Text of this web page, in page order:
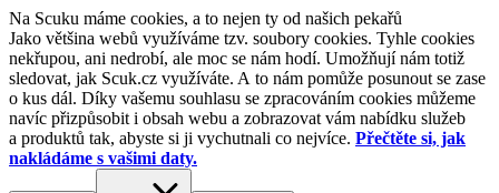
Na Scuku máme cookies, a to nejen ty od našich pekařů
Jako většina webů využíváme tzv. soubory cookies. Tyhle cookies
nekřupou, ani nedrobí, ale moc se nám hodí. Umožňují nám totiž
sledovat, jak Scuk.cz využíváte. A to nám pomůže posunout se zase
o kus dál. Díky vašemu souhlasu se zpracováním cookies můžeme
navíc přizpůsobit i obsah webu a zobrazovat vám nabídku služeb
a produktů tak, abyste si ji vychutnali co nejvíce. Přečtěte si, jak
nakládáme s vašimi daty.